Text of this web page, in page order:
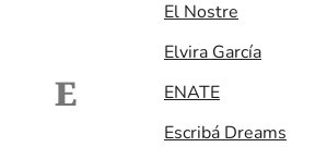
E
El Nostre
Elvira García
ENATE
Escribá Dreams